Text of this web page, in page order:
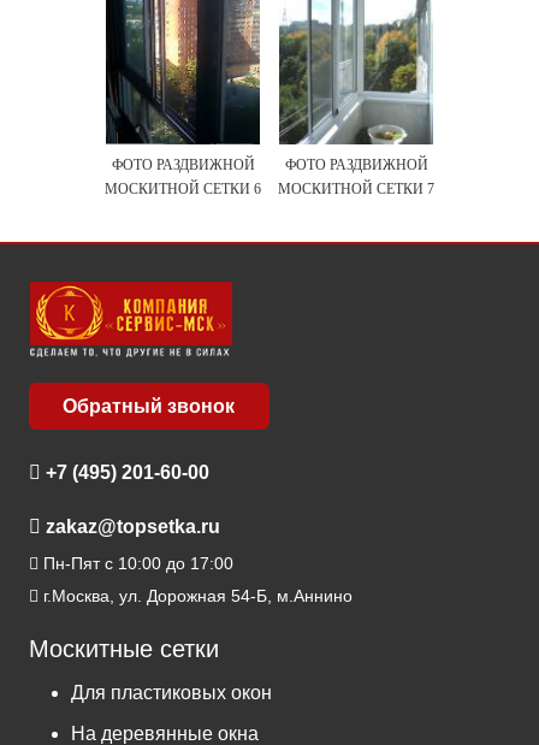
ФОТО РАЗДВИЖНОЙ
МОСКИТНОЙ СЕТКИ 6
ФОТО РАЗДВИЖНОЙ
МОСКИТНОЙ СЕТКИ 7
Обратный звонок
+7 (495) 201-60-00
zakaz@topsetka.ru
Пн-Пят с 10:00 до 17:00
г.Москва, ул. Дорожная 54-Б, м.Аннино
Москитные сетки
Для пластиковых окон
На деревянные окна